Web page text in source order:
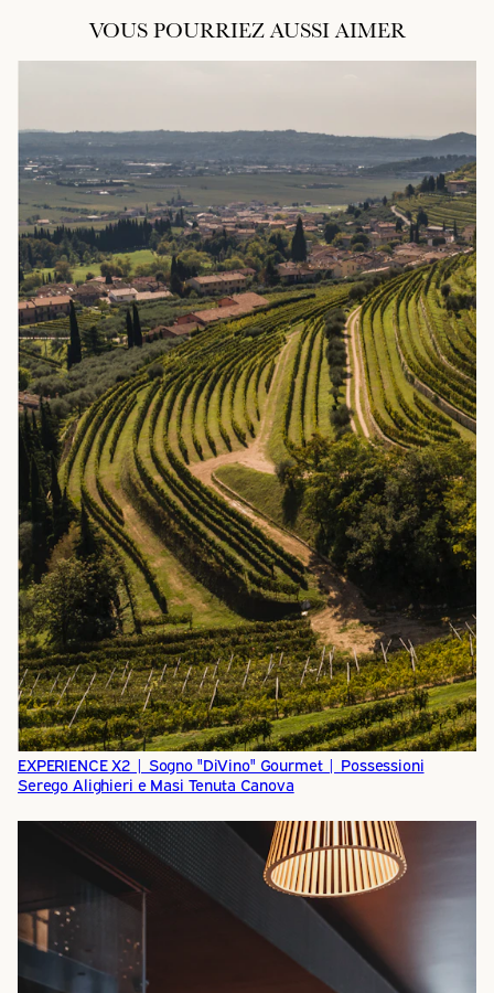
VOUS POURRIEZ AUSSI AIMER
EXPERIENCE X2 | Sogno "DiVino" Gourmet | Possessioni
Serego Alighieri e Masi Tenuta Canova